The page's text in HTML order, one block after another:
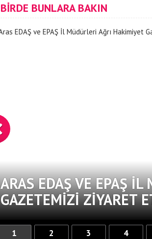
BİRDE BUNLARA BAKIN
ARAS EDAŞ VE EPAŞ
GAZETEMIZI ZIYARET
1 2 3 4